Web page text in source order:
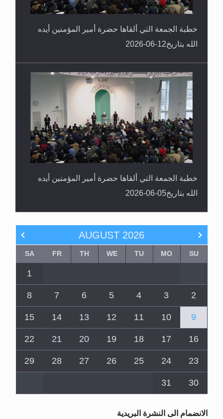
خطبة الجمعة التي ألقاها حضرة أمير المؤمنين أيده
الله بتاريخ12-06-2026
خطبة الجمعة التي ألقاها حضرة أمير المؤمنين أيده
الله بتاريخ05-06-2026
AUGUST 2026
SU
MO
TU
WE
TH
FR
SA
1
2
3
4
5
6
7
8
9
10
11
12
13
14
15
16
17
18
19
20
21
22
23
24
25
26
27
28
29
30
31
الانضمام الى النشرة البريدية